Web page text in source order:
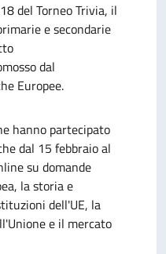
del Torneo Trivia, il
e secondarie
dal
Europee.
hanno partecipato
dal 15 febbraio al
su domande
la storia e
dell'UE, la
e il mercato